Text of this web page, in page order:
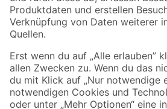
Sicher einkaufen
Jetzt die toom-App herunterladen